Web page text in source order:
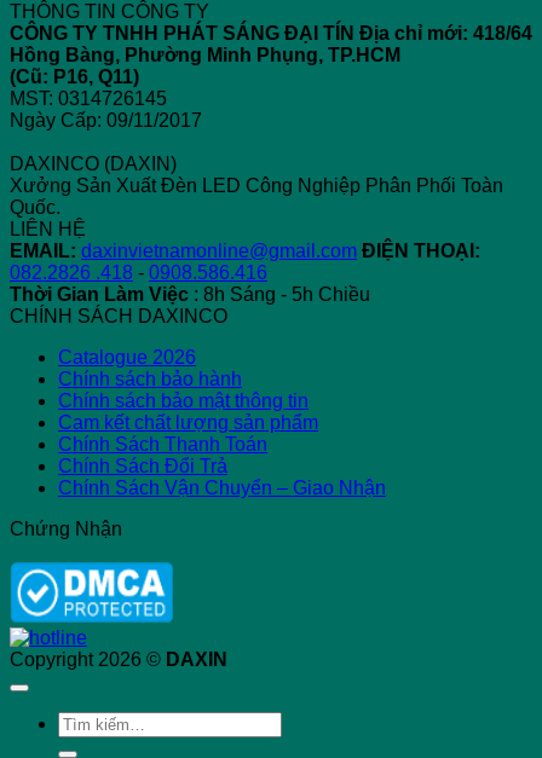
THÔNG TIN CÔNG TY
CÔNG TY TNHH PHÁT SÁNG ĐẠI TÍN Địa chỉ mới: 418/64
Hồng Bàng, Phường Minh Phụng, TP.HCM
(Cũ: P16, Q11)
MST: 0314726145
Ngày Cấp: 09/11/2017
DAXINCO (DAXIN)
Xưởng Sản Xuất Đèn LED Công Nghiệp Phân Phối Toàn
Quốc.
LIÊN HỆ
EMAIL: daxinvietnamonline@gmail.com ĐIỆN THOẠI:
082.2826 .418 - 0908.586.416
Thời Gian Làm Việc : 8h Sáng - 5h Chiều
CHÍNH SÁCH DAXINCO
Catalogue 2026
Chính sách bảo hành
Chính sách bảo mật thông tin
Cam kết chất lượng sản phẩm
Chính Sách Thanh Toán
Chính Sách Đổi Trả
Chính Sách Vận Chuyển – Giao Nhận
Chứng Nhận
Copyright 2026 © DAXIN
Tìm
kiếm: